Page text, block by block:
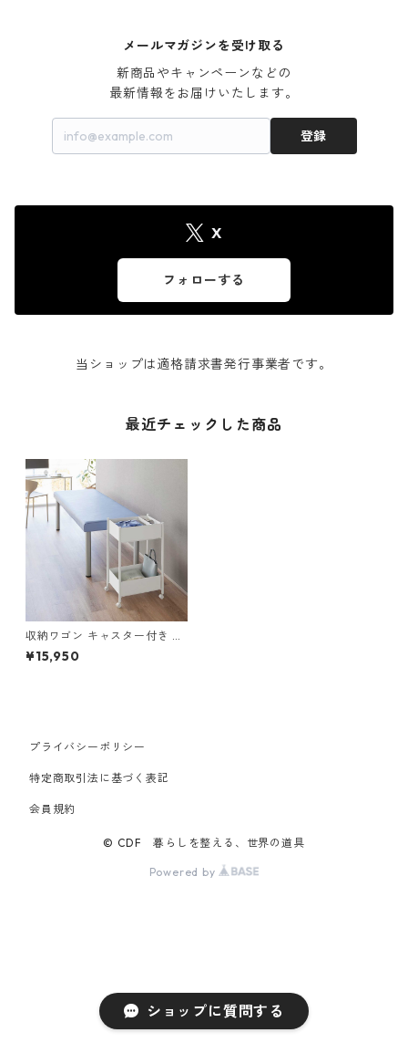
ショップに質問する
メールマガジンを受け取る
新商品やキャンペーンなどの
最新情報をお届けいたします。
登録
X
フォローする
当ショップは適格請求書発行事業者です。
最近チェックした商品
収納ワゴン キャスター付き 山
崎実業 tower タワー 小物トレ
ー付き収納ワゴン 2段 10183
¥15,950
プライバシーポリシー
特定商取引法に基づく表記
会員規約
© CDF 暮らしを整える、世界の道具
Powered by